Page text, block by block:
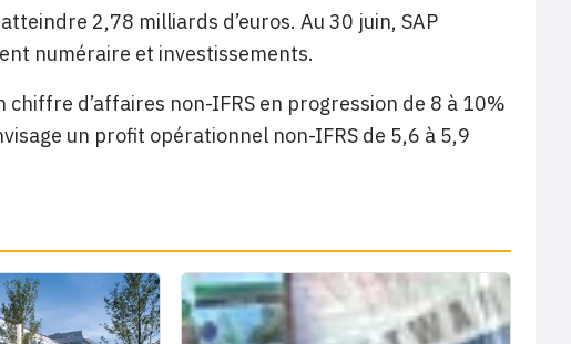
2,78 milliards d’euros. Au 30 juin, SAP
numéraire et investissements.
chiffre d’affaires non-IFRS en progression de 8 à 10%
un profit opérationnel non-IFRS de 5,6 à 5,9